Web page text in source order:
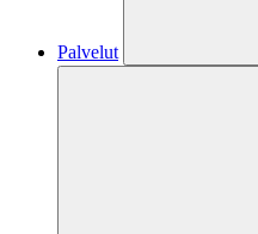
Palvelut